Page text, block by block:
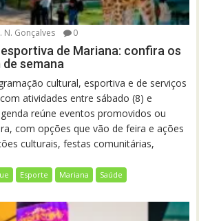
N. Gonçalves 0
de Mariana: confira os
semana
cultural, esportiva e de serviços
atividades entre sábado (8) e
reúne eventos promovidos ou
com opções que vão de feira e ações
culturais, festas comunitárias,
Esporte Mariana Saúde